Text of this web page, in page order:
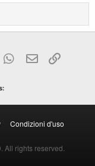
Tumblr WhatsApp
Email
All rights reserved.
Condizioni d'uso